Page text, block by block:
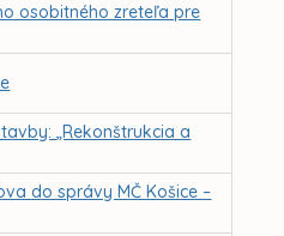
osobitného zreteľa pre
„Rekonštrukcia a
do správy MČ Košice –